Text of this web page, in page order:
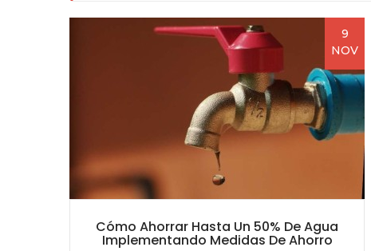
9
NOV
Cómo Ahorrar Hasta Un 50% De Agua
Implementando Medidas De Ahorro